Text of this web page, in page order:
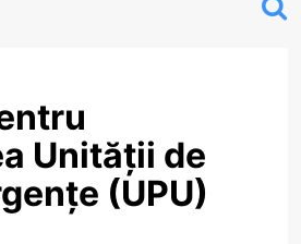
Unității de
(UPU)